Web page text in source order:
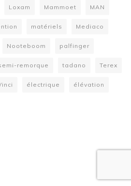
Loxam Mammoet MAN
matériels Mediaco
Nooteboom palfinger
remorque tadano Terex
électrique élévation